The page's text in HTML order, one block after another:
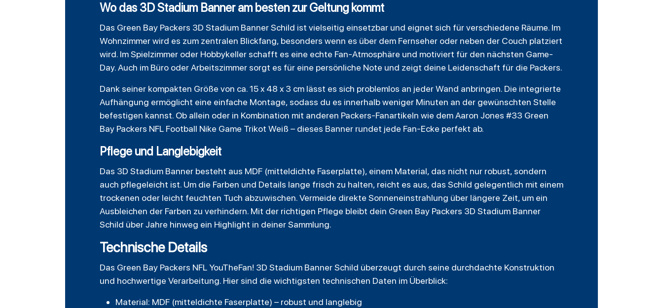
Wo das 3D Stadium Banner am besten zur Geltung kommt
Das Green Bay Packers 3D Stadium Banner Schild ist vielseitig einsetzbar und eignet sich für verschiedene Räume. Im
Wohnzimmer wird es zum zentralen Blickfang, besonders wenn es über dem Fernseher oder neben der Couch platziert
wird. Im Spielzimmer oder Hobbykeller schafft es eine echte Fan-Atmosphäre und motiviert für den nächsten Game-
Day. Auch im Büro oder Arbeitszimmer sorgt es für eine persönliche Note und zeigt deine Leidenschaft für die Packers.
Dank seiner kompakten Größe von ca. 15 x 48 x 3 cm lässt es sich problemlos an jeder Wand anbringen. Die integrierte
Aufhängung ermöglicht eine einfache Montage, sodass du es innerhalb weniger Minuten an der gewünschten Stelle
befestigen kannst. Ob allein oder in Kombination mit anderen Packers-Fanartikeln wie dem Aaron Jones #33 Green
Bay Packers NFL Football Nike Game Trikot Weiß – dieses Banner rundet jede Fan-Ecke perfekt ab.
Pflege und Langlebigkeit
Das 3D Stadium Banner besteht aus MDF (mitteldichte Faserplatte), einem Material, das nicht nur robust, sondern
auch pflegeleicht ist. Um die Farben und Details lange frisch zu halten, reicht es aus, das Schild gelegentlich mit einem
trockenen oder leicht feuchten Tuch abzuwischen. Vermeide direkte Sonneneinstrahlung über längere Zeit, um ein
Ausbleichen der Farben zu verhindern. Mit der richtigen Pflege bleibt dein Green Bay Packers 3D Stadium Banner
Schild über Jahre hinweg ein Highlight in deiner Sammlung.
Technische Details
Das Green Bay Packers NFL YouTheFan! 3D Stadium Banner Schild überzeugt durch seine durchdachte Konstruktion
und hochwertige Verarbeitung. Hier sind die wichtigsten technischen Daten im Überblick:
Material: MDF (mitteldichte Faserplatte) – robust und langlebig